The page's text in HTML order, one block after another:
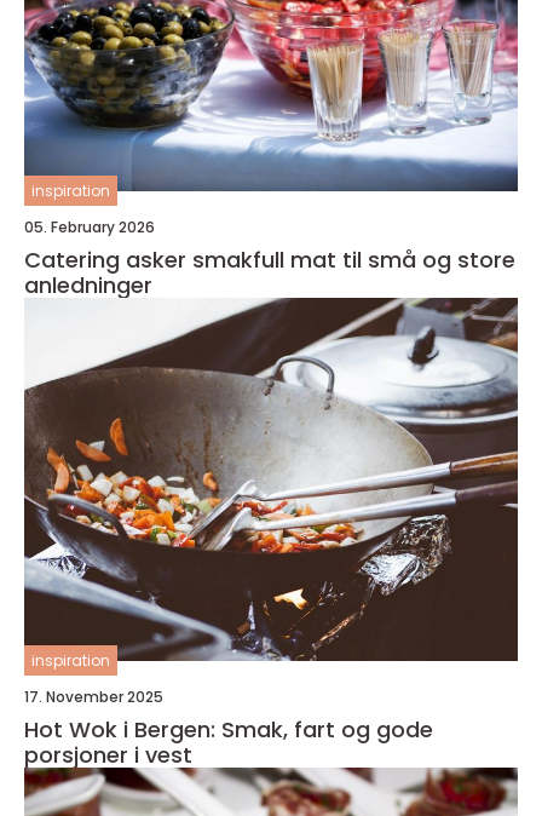
inspiration
05. February 2026
Catering asker smakfull mat til små og store
anledninger
inspiration
17. November 2025
Hot Wok i Bergen: Smak, fart og gode
porsjoner i vest